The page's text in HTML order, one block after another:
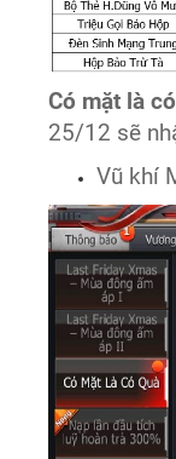
Có mặt là
25/12 sẽ
Vũ khí